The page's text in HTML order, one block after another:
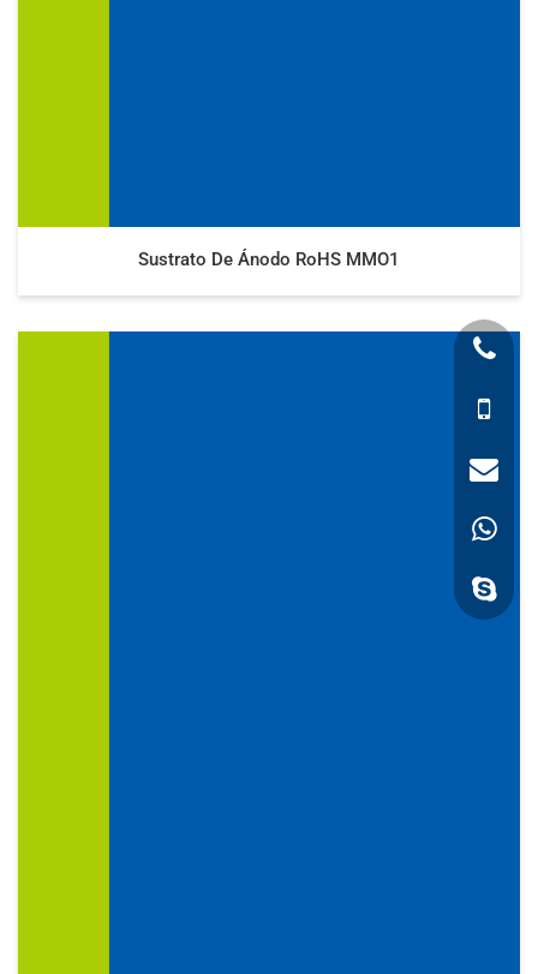
Sustrato De Ánodo RoHS MMO1